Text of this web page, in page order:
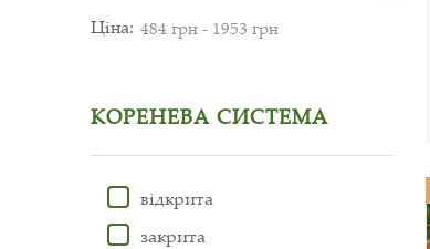
Ціна:
КОРЕНЕВА СИСТЕМА
відкрита
закрита